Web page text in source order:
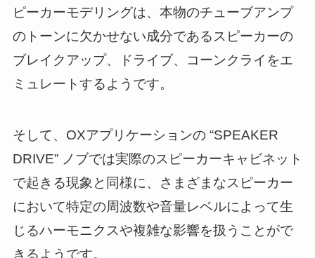
ピーカーモデリングは、本物のチューブアンプ
のトーンに欠かせない成分であるスピーカーの
ブレイクアップ、ドライブ、コーンクライをエ
ミュレートするようです。
そして、OXアプリケーションの “SPEAKER
DRIVE” ノブでは実際のスピーカーキャビネット
で起きる現象と同様に、さまざまなスピーカー
において特定の周波数や音量レベルによって生
じるハーモニクスや複雑な影響を扱うことがで
きるようです。